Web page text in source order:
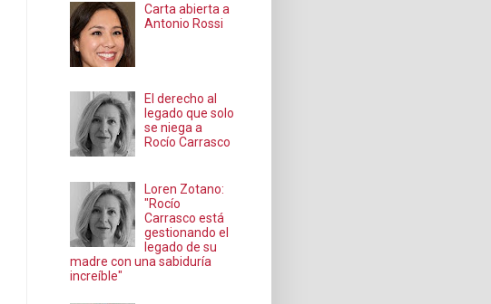
Carta abierta a
Antonio Rossi
El derecho al
legado que solo
se niega a
Rocío Carrasco
Loren Zotano:
"Rocío
Carrasco está
gestionando el
legado de su
madre con una sabiduría
increíble"